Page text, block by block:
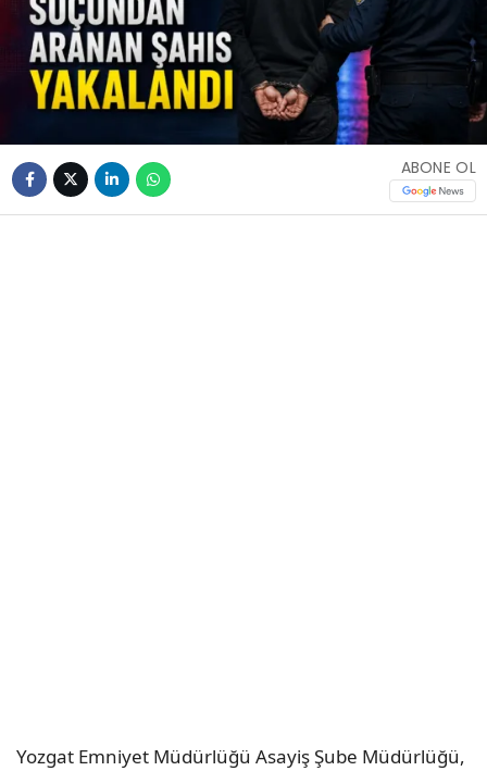
ABONE OL
Yozgat Emniyet Müdürlüğü Asayiş Şube Müdürlüğü,